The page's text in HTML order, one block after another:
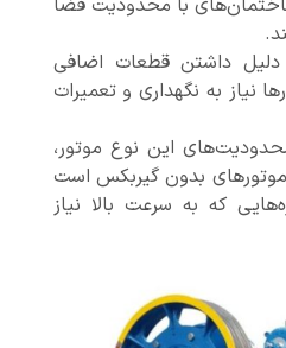
دلیل داشتن قطعات اضافی
نیاز به نگهداری و تعمیرات
این نوع موتور،
بدون گیربکس است
که به سرعت بالا نیاز